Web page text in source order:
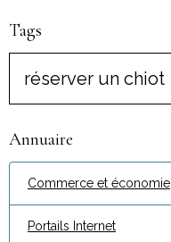
Tags
réserver un chiot
Annuaire
Commerce et économie
Portails Internet